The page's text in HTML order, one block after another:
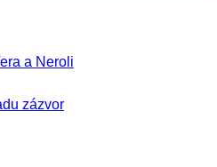
zázvor
a Neroli